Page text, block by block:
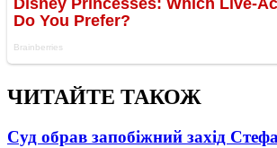
ЧИТАЙТЕ ТАКОЖ
Суд обрав запобіжний захід